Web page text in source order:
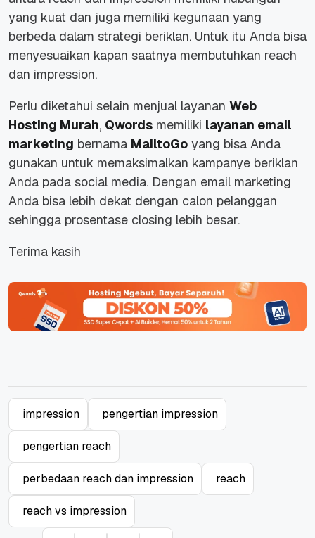
yang kuat dan juga memiliki kegunaan yang
berbeda dalam strategi beriklan. Untuk itu Anda bisa
menyesuaikan kapan saatnya membutuhkan reach
dan impression.
Perlu diketahui selain menjual layanan Web
Hosting Murah, Qwords memiliki layanan email
marketing bernama MailtoGo yang bisa Anda
gunakan untuk memaksimalkan kampanye beriklan
Anda pada social media. Dengan email marketing
Anda bisa lebih dekat dengan calon pelanggan
sehingga prosentase closing lebih besar.
Terima kasih
impression pengertian impression
pengertian reach
perbedaan reach dan impression reach
reach vs impression